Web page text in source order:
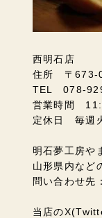
西明石店
住所 〒673-
TEL 078-
営業時間
定休日 毎週
明石夢工房や
山形県内など
問い合わせ先
当店の